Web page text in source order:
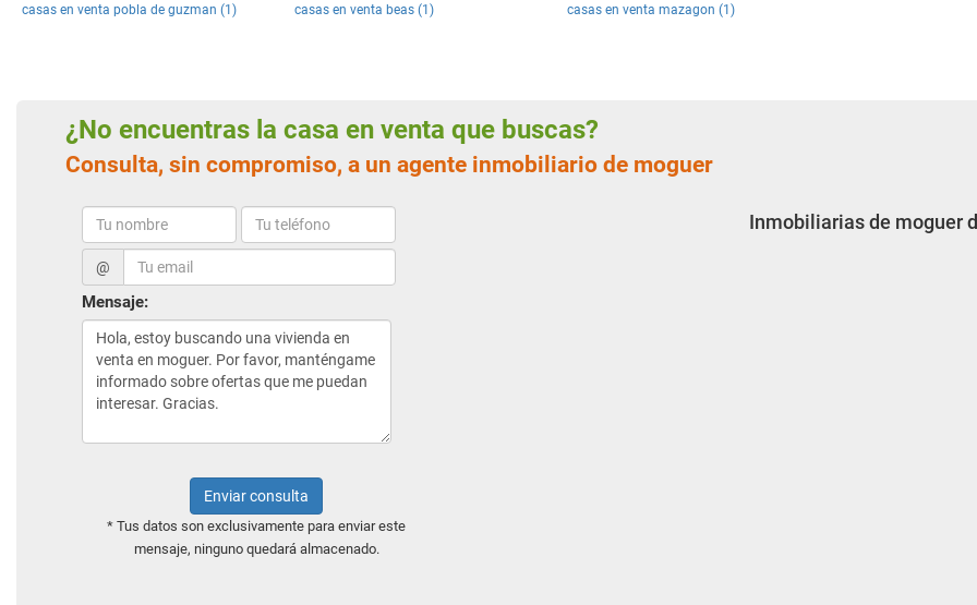
casas en venta pobla de guzman (1)
casas en venta beas (1) casas en venta mazagon (1)
¿No encuentras la casa en venta que buscas?
Consulta, sin compromiso, a un agente inmobiliario de moguer
@
Mensaje:
Enviar consulta
* Tus datos son exclusivamente para enviar este
mensaje, ninguno quedará almacenado.
Inmobiliarias de moguer